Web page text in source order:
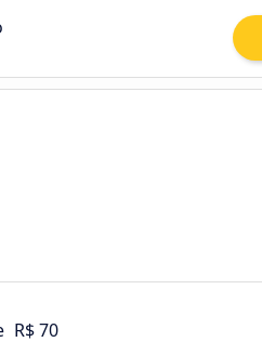
R$ 70